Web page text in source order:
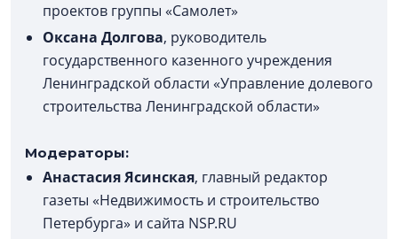
проектов группы «Самолет»
Оксана Долгова, руководитель
государственного казенного учреждения
Ленинградской области «Управление долевого
строительства Ленинградской области»
Модераторы:
Анастасия Ясинская, главный редактор
газеты «Недвижимость и строительство
Петербурга» и сайта NSP.RU